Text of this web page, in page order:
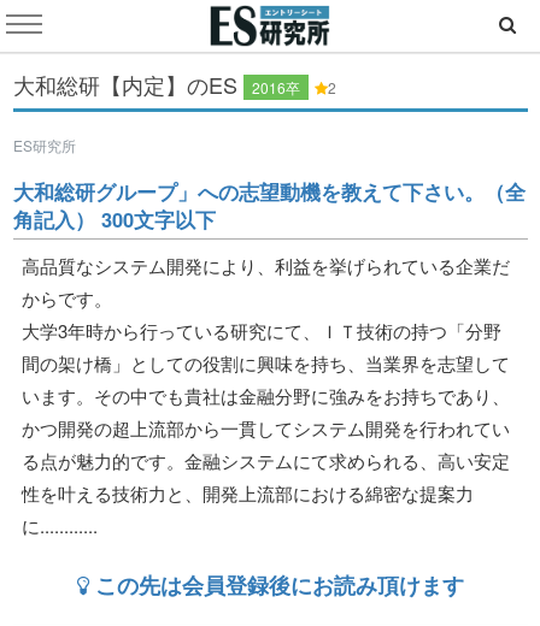
大和総研【内定】のES 2016卒 2
ES研究所
大和総研グループ」への志望動機を教えて下さい。（全
角記入） 300文字以下
高品質なシステム開発により、利益を挙げられている企業だ
からです。
大学3年時から行っている研究にて、ＩＴ技術の持つ「分野
間の架け橋」としての役割に興味を持ち、当業界を志望して
います。その中でも貴社は金融分野に強みをお持ちであり、
かつ開発の超上流部から一貫してシステム開発を行われてい
る点が魅力的です。金融システムにて求められる、高い安定
性を叶える技術力と、開発上流部における綿密な提案力
に............
この先は会員登録後にお読み頂けます